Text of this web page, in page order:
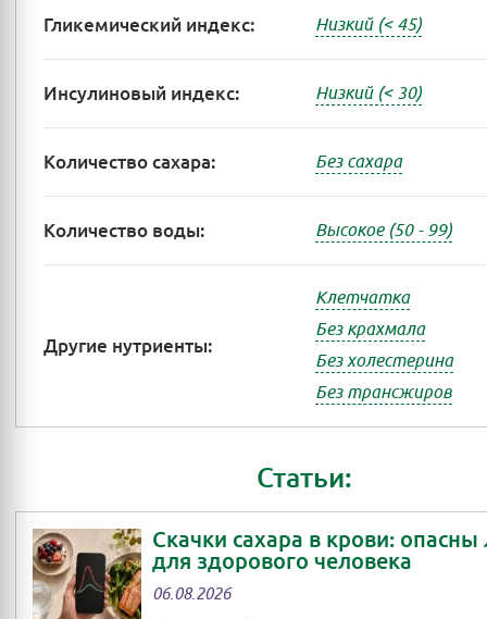
Гликемический индекс: Низкий (< 45)
Инсулиновый индекс: Низкий (< 30)
Количество сахара: Без сахара
Количество воды: Высокое (50 - 99)
Другие нутриенты:
Клетчатка
Без крахмала
Без холестерина
Без трансжиров
Статьи:
Скачки сахара в крови: опасны
для здорового человека
06.08.2026